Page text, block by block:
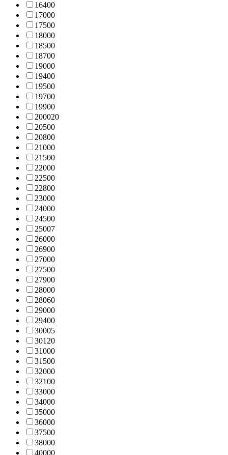
16400
17000
17500
18000
18500
18700
19000
19400
19500
19700
19900
200020
20500
20800
21000
21500
22000
22500
22800
23000
24000
24500
25007
26000
26900
27000
27500
27900
28000
28060
29000
29400
30005
30120
31000
31500
32000
32100
33000
34000
35000
36000
37500
38000
40000